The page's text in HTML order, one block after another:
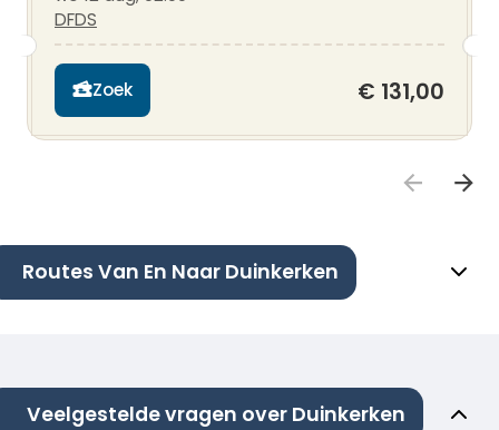
DFDS
Zoek € 131,00
Routes Van En Naar Duinkerken
Veelgestelde vragen over Duinkerken